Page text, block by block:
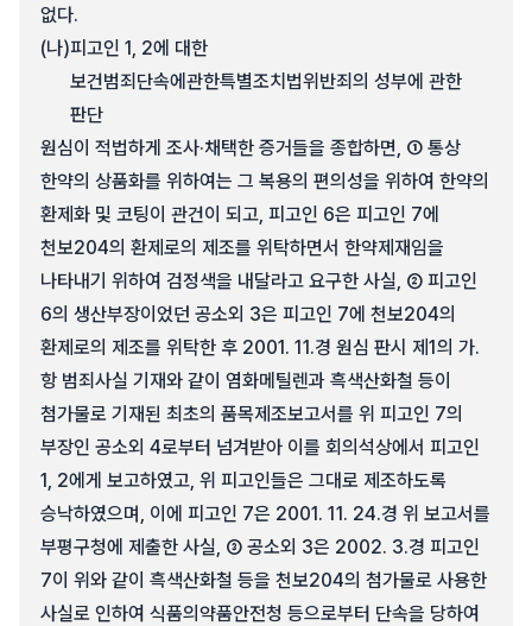
없다.
(나)피고인 1, 2에 대한
보건범죄단속에관한특별조치법위반죄의 성부에 관한
판단
원심이 적법하게 조사·채택한 증거들을 종합하면, ① 통상
한약의 상품화를 위하여는 그 복용의 편의성을 위하여 한약의
환제화 및 코팅이 관건이 되고, 피고인 6은 피고인 7에
천보204의 환제로의 제조를 위탁하면서 한약제재임을
나타내기 위하여 검정색을 내달라고 요구한 사실, ② 피고인
6의 생산부장이었던 공소외 3은 피고인 7에 천보204의
환제로의 제조를 위탁한 후 2001. 11.경 원심 판시 제1의 가.
항 범죄사실 기재와 같이 염화메틸렌과 흑색산화철 등이
첨가물로 기재된 최초의 품목제조보고서를 위 피고인 7의
부장인 공소외 4로부터 넘겨받아 이를 회의석상에서 피고인
1, 2에게 보고하였고, 위 피고인들은 그대로 제조하도록
승낙하였으며, 이에 피고인 7은 2001. 11. 24.경 위 보고서를
부평구청에 제출한 사실, ③ 공소외 3은 2002. 3.경 피고인
7이 위와 같이 흑색산화철 등을 천보204의 첨가물로 사용한
사실로 인하여 식품의약품안전청 등으로부터 단속을 당하여